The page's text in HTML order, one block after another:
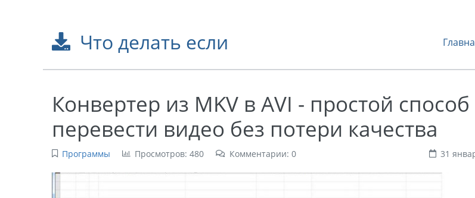
Что делать если
Конвертер из MKV в AVI - простой способ
перевести видео без потери качества
Программы Просмотров: 480 Комментарии: 0 31